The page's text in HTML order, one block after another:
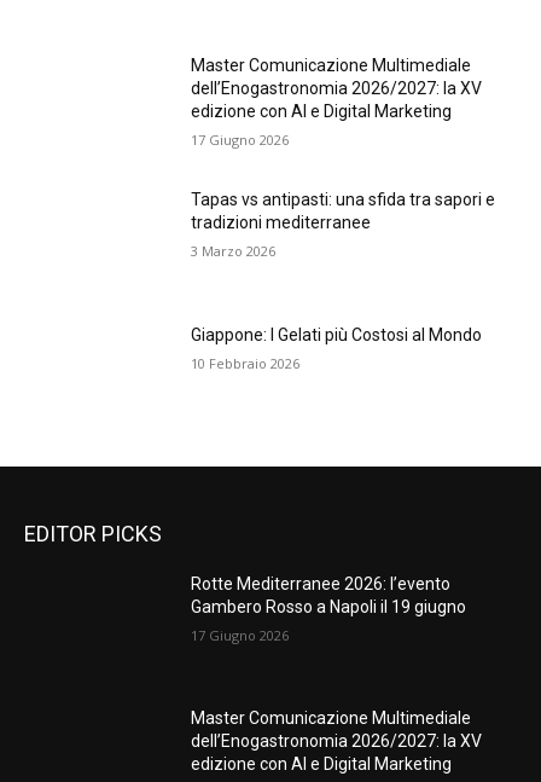
Master Comunicazione Multimediale
dell’Enogastronomia 2026/2027: la XV
edizione con AI e Digital Marketing
17 Giugno 2026
Tapas vs antipasti: una sfida tra sapori e
tradizioni mediterranee
3 Marzo 2026
Giappone: I Gelati più Costosi al Mondo
10 Febbraio 2026
EDITOR PICKS
Rotte Mediterranee 2026: l’evento
Gambero Rosso a Napoli il 19 giugno
17 Giugno 2026
Master Comunicazione Multimediale
dell’Enogastronomia 2026/2027: la XV
edizione con AI e Digital Marketing